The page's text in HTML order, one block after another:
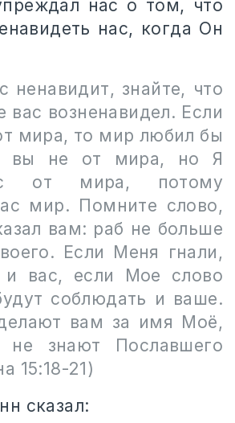
нас о том, что
нас, когда Он
ненавидит, знайте, что
возненавидел. Если
мира, то мир любил бы
вы не от мира, но Я
от мира, потому
мир. Помните слово,
вам: раб не больше
Если Меня гнали,
и вас, если Мое слово
соблюдать и ваше.
вам за имя Моё,
не знают Пославшего
15:18-21)
сказал: